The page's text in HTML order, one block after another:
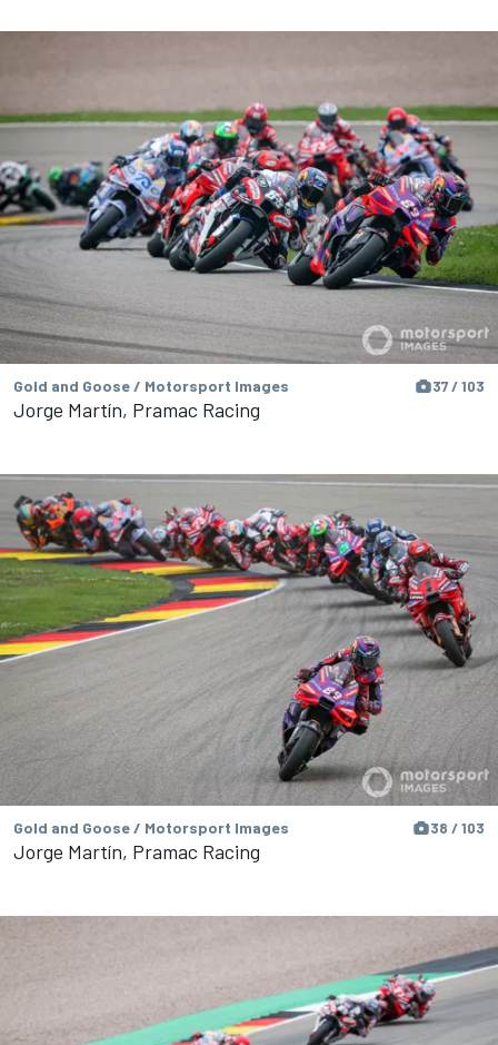
Gold and Goose / Motorsport Images 37 / 103
Jorge Martín, Pramac Racing
Gold and Goose / Motorsport Images 38 / 103
Jorge Martín, Pramac Racing